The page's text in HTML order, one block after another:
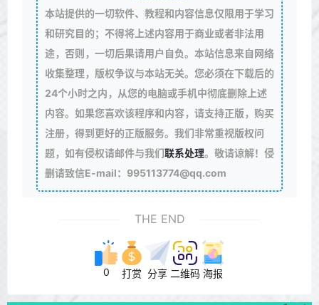
本站提供的一切软件、教程和内容信息仅限用于学习
和研究目的；不得将上述内容用于商业或者非法用
途，否则，一切后果请用户自负。本站信息来自网络
收集整理，版权争议与本站无关。您必须在下载后的
24个小时之内，从您的电脑或手机中彻底删除上述
内容。如果您喜欢该程序和内容，请支持正版，购买
注册，得到更好的正版服务。我们非常重视版权问
题，如有侵权请邮件与我们联系处理。敬请谅解！侵
删请致信E-mail：995113774@qq.com
THE END
0 打赏 分享 二维码 海报